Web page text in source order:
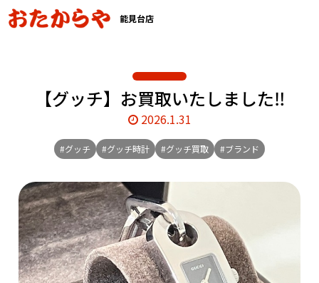
能見台店
【グッチ】お買取いたしました‼️
2026.1.31
#グッチ #グッチ時計 #グッチ買取 #ブランド